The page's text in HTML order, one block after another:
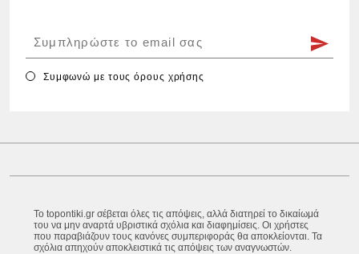
Συμφωνώ με τουςόρους χρήσης
Το topontiki.gr σέβεται όλες τις απόψεις, αλλά διατηρεί το δικαίωμά
του να μην αναρτά υβριστικά σχόλια και διαφημίσεις. Οι χρήστες
που παραβιάζουν τους κανόνες συμπεριφοράς θα αποκλείονται. Τα
σχόλια απηχούν αποκλειστικά τις απόψεις των αναγνωστών.